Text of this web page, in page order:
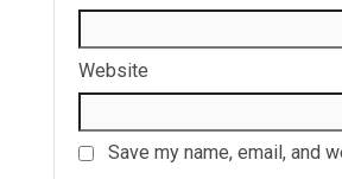
Website
Save my name, email, and